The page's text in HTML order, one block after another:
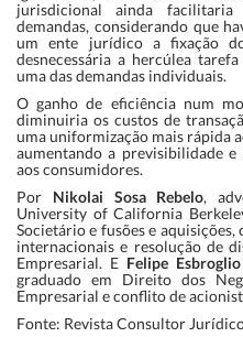
jurisdicional ainda facilitaria
demandas, considerando que
um ente jurídico a fixação
desnecessária a hercúlea
uma das demandas individuais.
O ganho de eficiência num
diminuiria os custos de
uma uniformização mais rápida
aumentando a previsibilidade
aos consumidores.
Por Nikolai Sosa Rebelo,
University of California
Societário e fusões e
internacionais e resolução de
Empresarial. E Felipe
graduado em Direito dos
Empresarial e conflito de
Fonte: Revista Consultor